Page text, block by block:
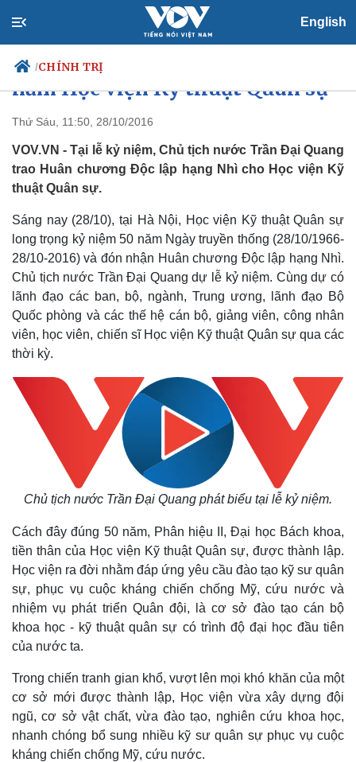
English
/CHÍNH TRỊ
Chính trị
Đảng
Tổ chức nhân sự
Nhận diện sự thật
Xã hội
Tin 24h
Dấu ấn VOV
Việc làm
Biển đảo
Chủ tịch nước dự lễ kỷ niệm 50
năm Học viện Kỹ thuật Quân sự
Thứ Sáu, 11:50, 28/10/2016
VOV.VN - Tại lễ kỷ niệm, Chủ tịch nước Trần Đại Quang
trao Huân chương Độc lập hạng Nhì cho Học viện Kỹ
thuật Quân sự.
Sáng nay (28/10), tại Hà Nội, Học viện Kỹ thuật Quân sự
long trọng kỷ niệm 50 năm Ngày truyền thống (28/10/1966-
28/10-2016) và đón nhận Huân chương Độc lập hạng Nhì.
Chủ tịch nước Trần Đại Quang dự lễ kỷ niệm. Cùng dự có
lãnh đạo các ban, bộ, ngành, Trung ương, lãnh đạo Bộ
Quốc phòng và các thế hệ cán bộ, giảng viên, công nhân
viên, học viên, chiến sĩ Học viện Kỹ thuật Quân sự qua các
thời kỳ.
Chủ tịch nước Trần Đại Quang phát biểu tại lễ kỷ niệm.
Cách đây đúng 50 năm, Phân hiệu II, Đại học Bách khoa,
tiền thân của Học viện Kỹ thuật Quân sự, được thành lập.
Học viện ra đời nhằm đáp ứng yêu cầu đào tạo kỹ sư quân
sự, phục vụ cuộc kháng chiến chống Mỹ, cứu nước và
nhiệm vụ phát triển Quân đội, là cơ sở đào tạo cán bộ
khoa học - kỹ thuật quân sự có trình độ đại học đầu tiên
của nước ta.
Trong chiến tranh gian khổ, vượt lên mọi khó khăn của một
cơ sở mới được thành lập, Học viện vừa xây dựng đội
ngũ, cơ sở vật chất, vừa đào tạo, nghiên cứu khoa học,
nhanh chóng bổ sung nhiều kỹ sư quân sự phục vụ cuộc
kháng chiến chống Mỹ, cứu nước.